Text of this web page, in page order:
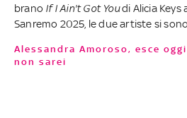
brano If I Ain't Got Youdi Alicia Keys
Sanremo 2025, le due artiste si
Alessandra Amoroso, esce oggi il nuovo album Io
non sarei